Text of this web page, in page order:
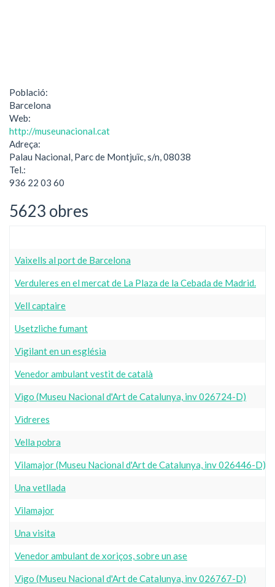
Població:
Barcelona
Web:
http://museunacional.cat
Adreça:
Palau Nacional, Parc de Montjuïc, s/n, 08038
Tel.:
936 22 03 60
5623 obres
Vaixells al port de Barcelona
Verduleres en el mercat de La Plaza de la Cebada de Madrid.
Vell captaire
Usetzliche fumant
Vigilant en un església
Venedor ambulant vestit de català
Vigo (Museu Nacional d'Art de Catalunya, inv 026724-D)
Vidreres
Vella pobra
Vilamajor (Museu Nacional d'Art de Catalunya, inv 026446-D)
Una vetllada
Vilamajor
Una visita
Venedor ambulant de xoriços, sobre un ase
Vigo (Museu Nacional d'Art de Catalunya, inv 026767-D)